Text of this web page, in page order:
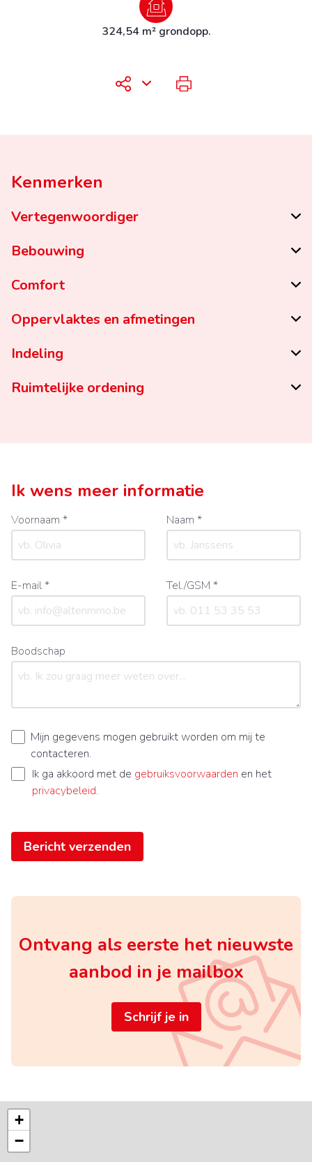
324,54 m² grondopp.
Kenmerken
Vertegenwoordiger
Bebouwing
Comfort
Oppervlaktes en afmetingen
Indeling
Ruimtelijke ordening
Ik wens meer informatie
Voornaam * Naam *
E-mail * Tel./GSM *
Boodschap
Mijn gegevens mogen gebruikt worden om mij te
contacteren.
Ik ga akkoord met de gebruiksvoorwaarden en het
privacybeleid.
Bericht verzenden
Ontvang als eerste het nieuwste
aanbod in je mailbox
Schrijf je in
+
−